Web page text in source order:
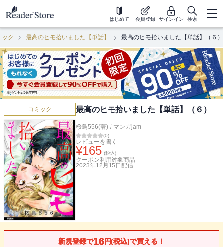
はじめて 会員登録 サインイン 検索
ック 最高のヒモ拾いました【単話】 最高のヒモ拾いました【単話】（６）
コミック 最高のヒモ拾いました【単話】（６）
桜鳥556(著) / マンガjam
(0)
レビューを書く
¥165 (税込)
クーポン利用対象商品
2023年12月15日 配信
新規登録で16円(税込)で買える！